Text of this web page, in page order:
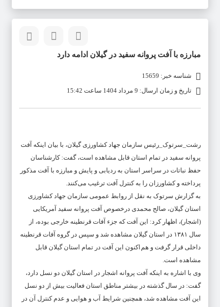
مبارزه با آفت پروانه سفید در گیلان ادامه دارد
شناسه خبر: 15659
تاریخ و زمان ارسال: 9 مرداد 1404 ساعت 15:42
رشت_سرتوک_رئیس سازمان جهاد کشاورزی گیلان، با بیان اینکه آفت
پروانه سفید در تمام استان قابل مشاهده است، گفت: کارشناسان
حفظ نباتات در سراسر استان به ردیابی و پایش و مبارزه با آفت مذکور
پرداخته و کشاورزان را به کنترل آفت ترغیب می‌کنند.
به گزارش سرتوک به نقل از روابط عمومی سازمان جهاد کشاورزی
استان گیلان، صالح محمدی درخصوص آفت پروانه سفید آمریکایی
(اشجار)، اظهار کرد: این آفت که جزء آفات قرنطینه خارجی بوده، از
سال ۱۳۸۱ در استان گیلان مشاهده شد و سپس در گروه آفات قرنطینه
داخلی قرار گرفت و هم اکنون این آفت در تمام استان گیلان قابل
مشاهده است.
وی با اشاره به اینکه آفت پروانه اشجار در استان گیلان دو نسل دارد،
گفت: در سال گذشته در بیشتر مناطق استان فعالیت بیش از دو نسل
این آفت مشاهده شد، همچنین شرایط آب و هوایی و عدم کنترل آن در